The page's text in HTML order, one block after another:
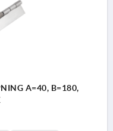
A=40, B=180,